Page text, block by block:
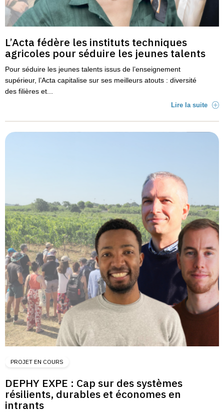
L’Acta fédère les instituts techniques
agricoles pour séduire les jeunes talents
Pour séduire les jeunes talents issus de l’enseignement
supérieur, l’Acta capitalise sur ses meilleurs atouts : diversité
des filières et...
Lire la suite
PROJET EN COURS
DEPHY EXPE : Cap sur des systèmes
résilients, durables et économes en
intrants